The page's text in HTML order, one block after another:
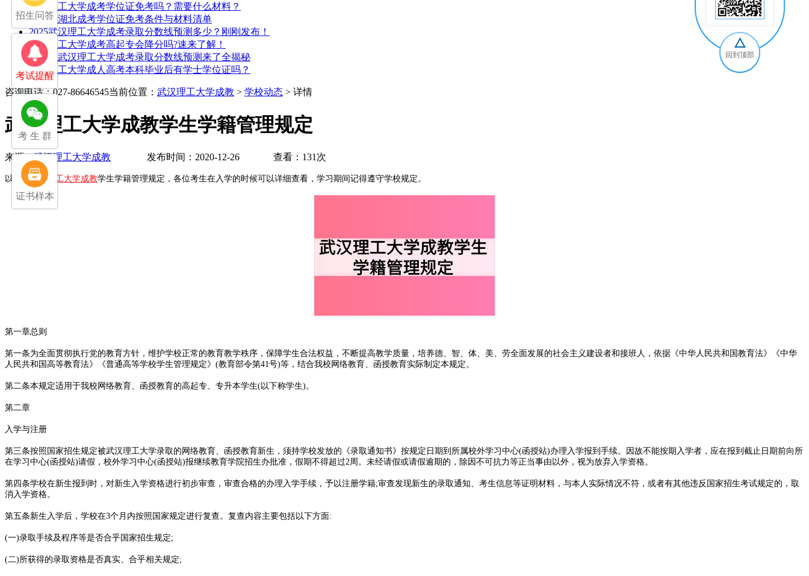
武汉理工大学成考学位证免考吗？需要什么材料？
2026年湖北成考学位证免考条件与材料清单
2025武汉理工大学成考录取分数线预测多少？刚刚发布！
武汉理工大学成考高起专会降分吗?速来了解！
2026年武汉理工大学成考录取分数线预测来了全揭秘
武汉理工大学成人高考本科毕业后有学士学位证吗？
咨询电话：027-86646545当前位置： 武汉理工大学成教 > 学校动态 > 详情
武汉理工大学成教学生学籍管理规定
来源：武汉理工大学成教 发布时间：2020-12-26 查看：131次
以下是武汉理工大学成教学生学籍管理规定，各位考生在入学的时候可以详细查看，学习期间记得遵守学校规定。
第一章总则
第一条为全面贯彻执行党的教育方针，维护学校正常的教育教学秩序，保障学生合法权益，不断提高教学质量，培养德、智、体、美、劳全面发展的社会主义建设者和接班人，依据《中华人民共和国教育法》《中华
人民共和国高等教育法》《普通高等学校学生管理规定》(教育部令第41号)等，结合我校网络教育、函授教育实际制定本规定。
第二条本规定适用于我校网络教育、函授教育的高起专、专升本学生(以下称学生)。
第二章
入学与注册
第三条按照国家招生规定被武汉理工大学录取的网络教育、函授教育新生，须持学校发放的《录取通知书》按规定日期到所属校外学习中心(函授站)办理入学报到手续。因故不能按期入学者，应在报到截止日期前向所
在学习中心(函授站)请假，校外学习中心(函授站)报继续教育学院招生办批准，假期不得超过2周。未经请假或请假逾期的，除因不可抗力等正当事由以外，视为放弃入学资格。
第四条学校在新生报到时，对新生入学资格进行初步审查，审查合格的办理入学手续，予以注册学籍;审查发现新生的录取通知、考生信息等证明材料，与本人实际情况不符，或者有其他违反国家招生考试规定的，取
消入学资格。
第五条新生入学后，学校在3个月内按照国家规定进行复查。复查内容主要包括以下方面:
(一)录取手续及程序等是否合乎国家招生规定;
(二)所获得的录取资格是否真实、合乎相关规定;
招生问答
考试提醒
考 生 群
证书样本
回到顶部